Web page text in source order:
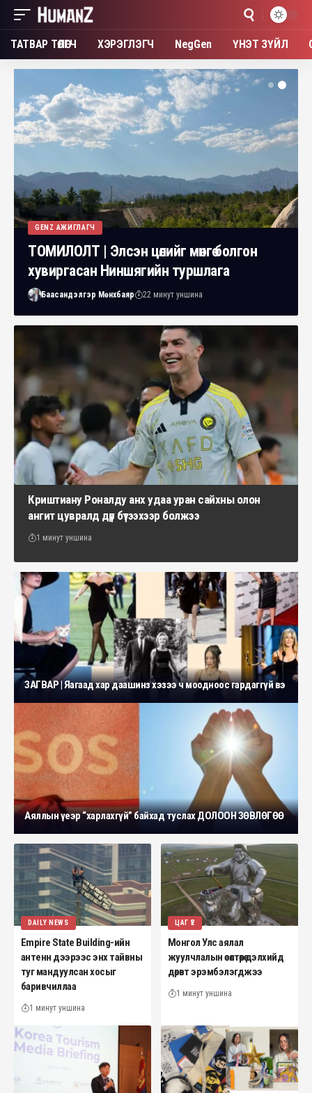
ТАТВАР ТӨЛӨГЧ ХЭРЭГЛЭГЧ NegGen ҮНЭТ ЗҮЙЛ
GENZ АЖИГЛАГЧ
ТОМИЛОЛТ | Элсэн цөлийг мөнгө болгон
хувиргасан Ниншягийн туршлага
Баасандэлгэр Мөнхбаяр 22 минут уншина
Криштиану Роналду анх удаа уран сайхны олон
ангит цувралд дүр бүтээхээр болжээ
1 минут уншина
ЗАГВАР | Яагаад хар даашинз хэзээ ч моодноос гардаггүй вэ
Аяллын үеэр “харлахгүй” байхад туслах ДОЛООН ЗӨВЛӨГӨӨ
DAILY NEWS
Empire State Building-ийн
антенн дээрээс энх тайвны
туг мандуулсан хосыг
баривчиллаа
1 минут уншина
ЦАГ ҮЕ
Монгол Улс аялал
жуулчлалын өсөлтөөрөө дэлхийд
дөрөвт эрэмбэлэгджээ
1 минут уншина